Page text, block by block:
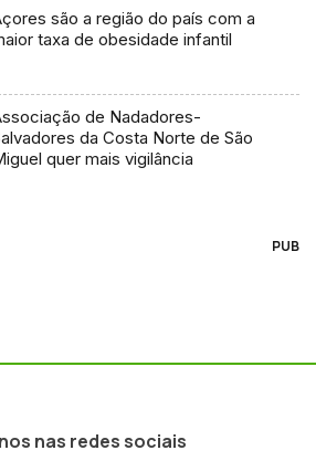
são a região do país com a
taxa de obesidade infantil
de Nadadores-
da Costa Norte de São
quer mais vigilância
PUB
nas redes sociais